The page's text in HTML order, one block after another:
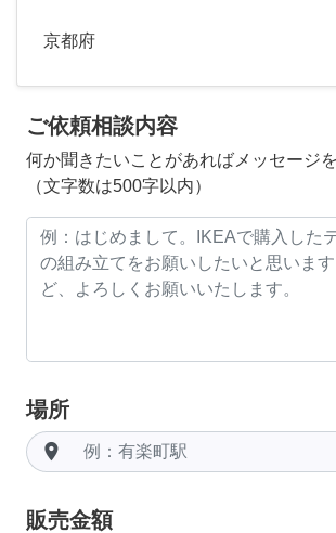
京都府
ご依頼相談内容
何か聞きたいことがあればメッセージ
（文字数は500字以内）
場所
room
販売金額